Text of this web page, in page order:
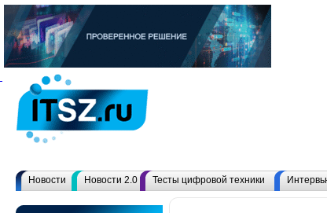
Новости Новости 2.0 Тесты цифровой техники